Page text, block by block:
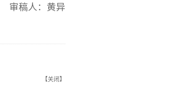
审稿人：黄异
【关闭 】